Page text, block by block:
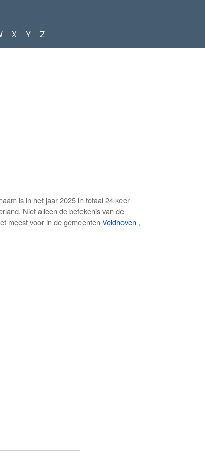
X Y Z
is in het jaar 2025 in totaal 24 keer
Niet alleen de betekenis van de
meest voor in de gemeenten Veldhoven ,